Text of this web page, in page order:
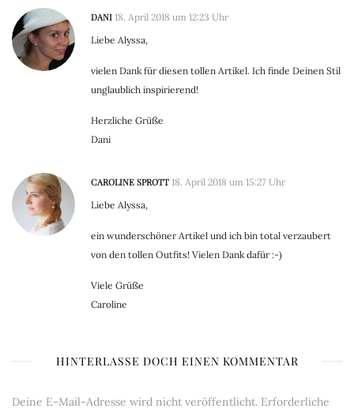
DANI 18. April 2018 um 12:23 Uhr
Liebe Alyssa,
vielen Dank für diesen tollen Artikel. Ich finde Deinen Stil
unglaublich inspirierend!
Herzliche Grüße
Dani
CAROLINE SPROTT 18. April 2018 um 15:27 Uhr
Liebe Alyssa,
ein wunderschöner Artikel und ich bin total verzaubert
von den tollen Outfits! Vielen Dank dafür :-)
Viele Grüße
Caroline
HINTERLASSE DOCH EINEN KOMMENTAR
Deine E-Mail-Adresse wird nicht veröffentlicht. Erforderliche